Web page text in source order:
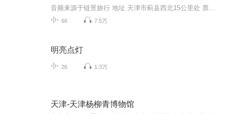
66 7.5万
明亮点灯
26 1.3万
天津-天津杨柳青博物馆